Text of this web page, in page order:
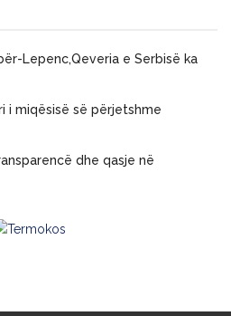
Lepenc,Qeveria e Serbisë ka
i miqësisë së përjetshme
dhe qasje në